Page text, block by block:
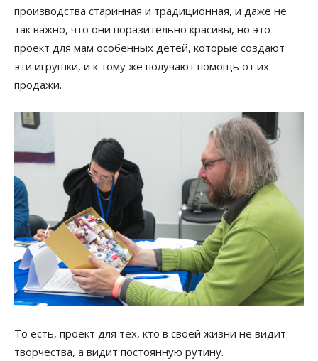
производства старинная и традиционная, и даже не
так важно, что они поразительно красивы, но это
проект для мам особенных детей, которые создают
эти игрушки, и к тому же получают помощь от их
продажи.
То есть, проект для тех, кто в своей жизни не видит
творчества, а видит постоянную рутину.